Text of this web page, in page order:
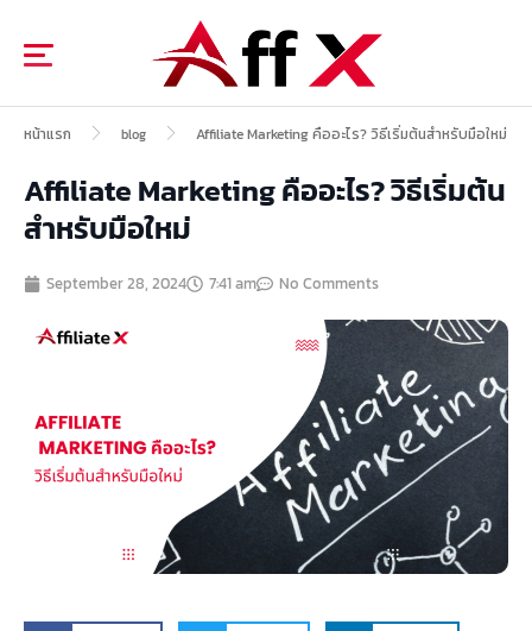
content
หน้าแรก blog Affiliate Marketing คืออะไร? วิธีเริ่มต้นสำหรับมือใหม่
Affiliate Marketing คืออะไร? วิธีเริ่มต้น
สำหรับมือใหม่
September 28, 2024 7:41 am No Comments